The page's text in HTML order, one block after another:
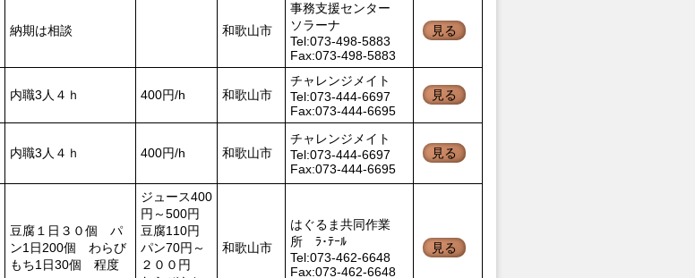
納期は相談 和歌山市
事務支援センター
ソラーナ
Tel:073-498-5883
Fax:073-498-5883
見る
内職3人４ｈ 400円/h 和歌山市
チャレンジメイト
Tel:073-444-6697
Fax:073-444-6695
見る
内職3人４ｈ 400円/h 和歌山市
チャレンジメイト
Tel:073-444-6697
Fax:073-444-6695
見る
豆腐１日３０個 パ
ン1日200個 わらび
もち1日30個 程度
ジュース400
円～500円
豆腐110円
パン70円～
２００円
和歌山市
はぐるま共同作業
所 ﾗ･ﾃｰﾙ
Tel:073-462-6648
Fax:073-462-6648
見る